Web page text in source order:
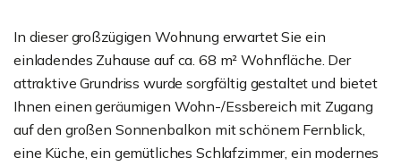
In dieser großzügigen Wohnung erwartet Sie ein
einladendes Zuhause auf ca. 68 m² Wohnfläche. Der
attraktive Grundriss wurde sorgfältig gestaltet und bietet
Ihnen einen geräumigen Wohn-/Essbereich mit Zugang
auf den großen Sonnenbalkon mit schönem Fernblick,
eine Küche, ein gemütliches Schlafzimmer, ein modernes